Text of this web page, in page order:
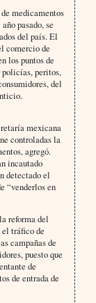
medicamentos
pasado, se
del país. El
comercio de
los puntos de
peritos,
del
mexicana
controladas la
agregó.
incautado
detectado el
“venderlos en
reforma del
tráfico de
campañas de
puesto que
de
de entrada de